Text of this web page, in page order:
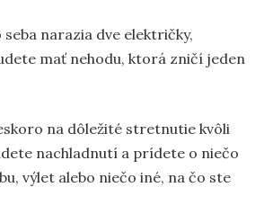
narazia dve električky,
mať nehodu, ktorá zničí jeden
na dôležité stretnutie kvôli
nachladnutí a prídete o niečo
výlet alebo niečo iné, na čo ste